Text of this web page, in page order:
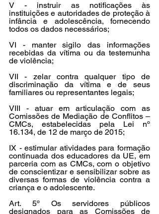
V - instruir as notificações às
instituições e autoridades de proteção à
infância e adolescência, fornecendo
todos os dados necessários;
VI - manter sigilo das informações
recebidas da vítima ou da testemunha
de violência;
VII - zelar contra qualquer tipo de
discriminação da vítima e de seus
familiares ou representantes legais;
VIII - atuar em articulação com as
Comissões de Mediação de Conflitos –
CMCs, estabelecidas pela Lei nº
16.134, de 12 de março de 2015;
IX - estimular atividades para formação
continuada dos educadores da UE, em
parceria com as CMCs, com o objetivo
de conscientizar e sensibilizar sobre as
diversas formas de violência contra a
criança e o adolescente.
Art. 5º Os servidores públicos
designados para as Comissões de